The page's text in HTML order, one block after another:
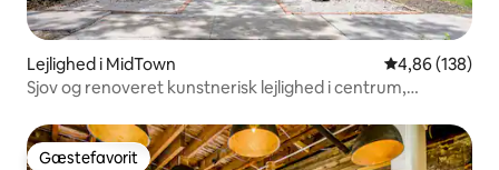
Lejlighed i MidTown 4,86 ud af 5 i
4,86 (138)
Sjov og renoveret kunstnerisk lejlighed i centrum,
Gæstefavorit